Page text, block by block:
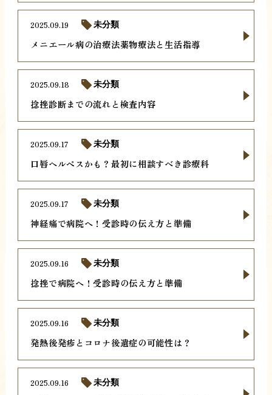
メニエール病の治療法薬物療法と生活指導
2025.09.19 未分類
捻挫診断までの流れと検査内容
2025.09.18 未分類
口唇ヘルペスかも？最初に相談すべき診療科
2025.09.17 未分類
神経痛で病院へ！受診時の伝え方と準備
2025.09.17 未分類
捻挫で病院へ！受診時の伝え方と準備
2025.09.16 未分類
発熱後発疹とコロナ後遺症の可能性は？
2025.09.16 未分類
2025.09.16 未分類